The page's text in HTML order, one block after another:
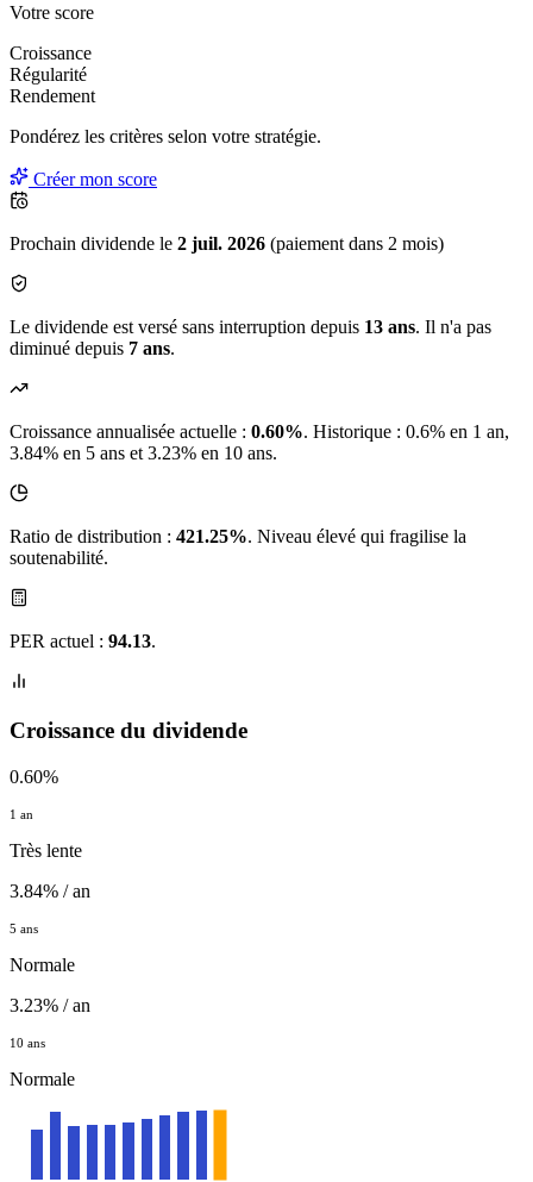
Votre score
Croissance
Régularité
Rendement
Pondérez les critères selon votre stratégie.
Créer mon score
Prochain dividende le 2 juil. 2026 (paiement dans 2 mois)
Le dividende est versé sans interruption depuis 13 ans. Il n'a pas
diminué depuis 7 ans.
Croissance annualisée actuelle : 0.60%. Historique : 0.6% en 1 an,
3.84% en 5 ans et 3.23% en 10 ans.
Ratio de distribution : 421.25%. Niveau élevé qui fragilise la
soutenabilité.
PER actuel : 94.13.
Croissance du dividende
0.60%
1 an
Très lente
3.84% / an
5 ans
Normale
3.23% / an
10 ans
Normale